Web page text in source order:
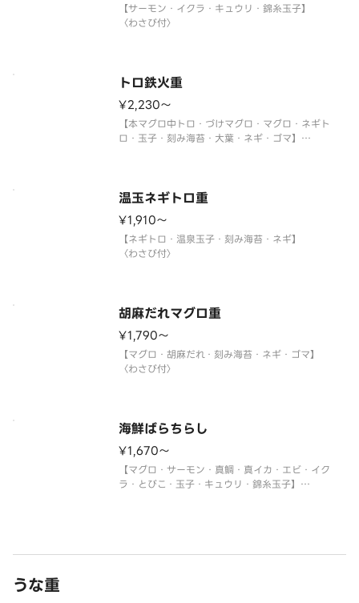
【サーモン・イクラ・キュウリ・錦糸玉子】
〈わさび付〉
トロ鉄火重
¥2,230〜
【本マグロ中トロ・づけマグロ・マグロ・ネギト
ロ・玉子・刻み海苔・大葉・ネギ・ゴマ】
温玉ネギトロ重
¥1,910〜
【ネギトロ・温泉玉子・刻み海苔・ネギ】
〈わさび付〉
胡麻だれマグロ重
¥1,790〜
【マグロ・胡麻だれ・刻み海苔・ネギ・ゴマ】
〈わさび付〉
海鮮ばらちらし
¥1,670〜
【マグロ・サーモン・真鯛・真イカ・エビ・イク
ラ・とびこ・玉子・キュウリ・錦糸玉子】
うな重